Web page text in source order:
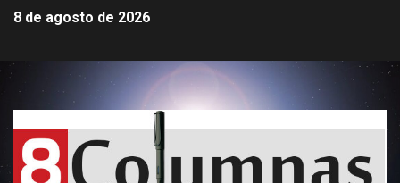
8 de agosto de 2026